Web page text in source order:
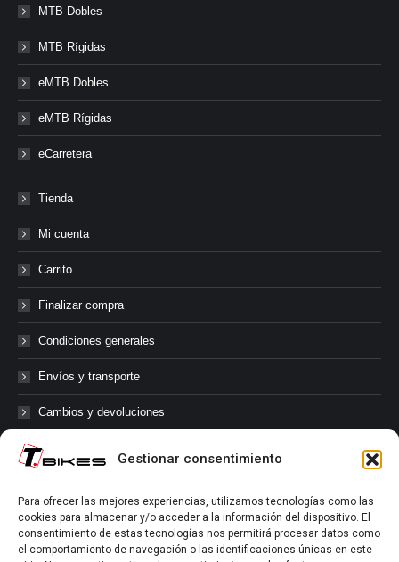
Gestionar consentimiento
Para ofrecer las mejores experiencias, utilizamos tecnologías como las
cookies para almacenar y/o acceder a la información del dispositivo. El
consentimiento de estas tecnologías nos permitirá procesar datos como
el comportamiento de navegación o las identificaciones únicas en este
MTB Dobles
MTB Rígidas
eMTB Dobles
eMTB Rígidas
eCarretera
Tienda
Mi cuenta
Carrito
Finalizar compra
Condiciones generales
Envíos y transporte
Cambios y devoluciones
@tbikes.cat #tbikes
Síguenos en las redes sociales de Tbikes, mantente informado de
nuestras novedades, productos, salidas en grupo, ofertas, sorteos ...